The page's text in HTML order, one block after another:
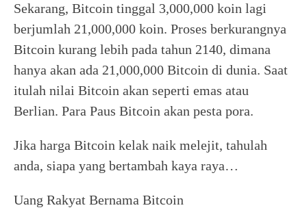
Sekarang, Bitcoin tinggal 3,000,000 koin lagi
berjumlah 21,000,000 koin. Proses berkurangnya
Bitcoin kurang lebih pada tahun 2140, dimana
hanya akan ada 21,000,000 Bitcoin di dunia. Saat
itulah nilai Bitcoin akan seperti emas atau
Berlian. Para Paus Bitcoin akan pesta pora.
Jika harga Bitcoin kelak naik melejit, tahulah
anda, siapa yang bertambah kaya raya…
Uang Rakyat Bernama Bitcoin